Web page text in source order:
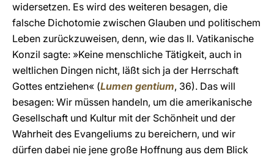
widersetzen. Es wird des weiteren besagen, die
falsche Dichotomie zwischen Glauben und politischem
Leben zurückzuweisen, denn, wie das II. Vatikanische
Konzil sagte: »Keine menschliche Tätigkeit, auch in
weltlichen Dingen nicht, läßt sich ja der Herrschaft
Gottes entziehen« (Lumen gentium, 36). Das will
besagen: Wir müssen handeln, um die amerikanische
Gesellschaft und Kultur mit der Schönheit und der
Wahrheit des Evangeliums zu bereichern, und wir
dürfen dabei nie jene große Hoffnung aus dem Blick